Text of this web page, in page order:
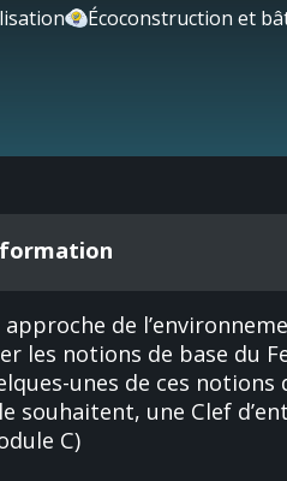
Écoconstruction et
de
les notions de base du
unes de ces
souhaitent, une Clef
C)